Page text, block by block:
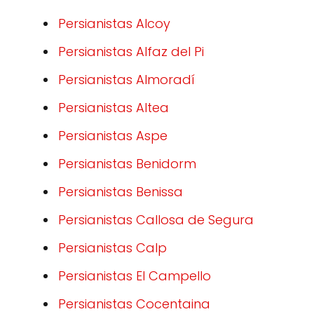
Persianistas Alcoy
Persianistas Alfaz del Pi
Persianistas Almoradí
Persianistas Altea
Persianistas Aspe
Persianistas Benidorm
Persianistas Benissa
Persianistas Callosa de Segura
Persianistas Calp
Persianistas El Campello
Persianistas Cocentaina